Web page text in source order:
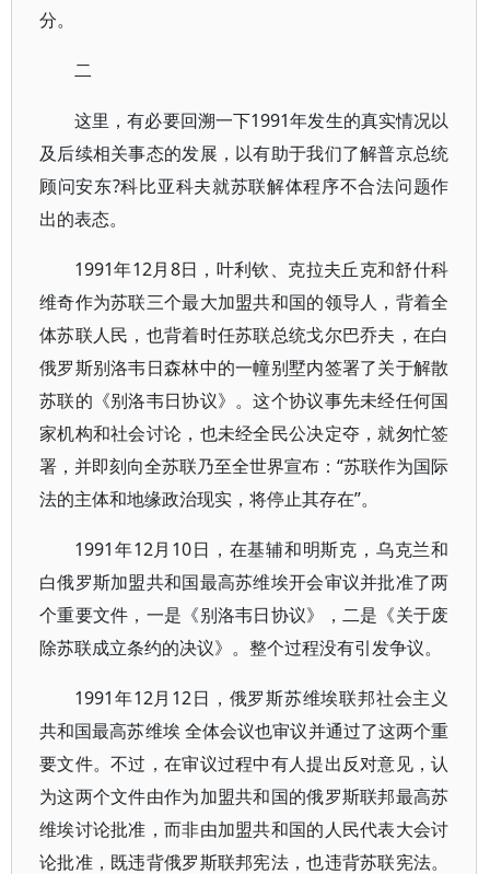
分。
二
这里，有必要回溯一下1991年发生的真实情况以
及后续相关事态的发展，以有助于我们了解普京总统
顾问安东?科比亚科夫就苏联解体程序不合法问题作
出的表态。
1991年12月8日，叶利钦、克拉夫丘克和舒什科
维奇作为苏联三个最大加盟共和国的领导人，背着全
体苏联人民，也背着时任苏联总统戈尔巴乔夫，在白
俄罗斯别洛韦日森林中的一幢别墅内签署了关于解散
苏联的《别洛韦日协议》。这个协议事先未经任何国
家机构和社会讨论，也未经全民公决定夺，就匆忙签
署，并即刻向全苏联乃至全世界宣布：“苏联作为国际
法的主体和地缘政治现实，将停止其存在”。
1991年12月10日，在基辅和明斯克，乌克兰和
白俄罗斯加盟共和国最高苏维埃开会审议并批准了两
个重要文件，一是《别洛韦日协议》，二是《关于废
除苏联成立条约的决议》。整个过程没有引发争议。
1991年12月12日，俄罗斯苏维埃联邦社会主义
共和国最高苏维埃 全体会议也审议并通过了这两个重
要文件。不过，在审议过程中有人提出反对意见，认
为这两个文件由作为加盟共和国的俄罗斯联邦最高苏
维埃讨论批准，而非由加盟共和国的人民代表大会讨
论批准，既违背俄罗斯联邦宪法，也违背苏联宪法。